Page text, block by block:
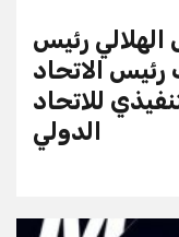
رئيس
رئيس الاتحاد
للاتحاد
الدولي